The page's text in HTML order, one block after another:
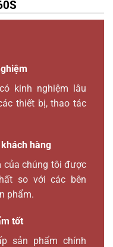
kinh nghiệm lâu
thiết bị, thao tác
hàng
của chúng tôi được
so với các bên
phẩm.
tốt
sản phẩm chính